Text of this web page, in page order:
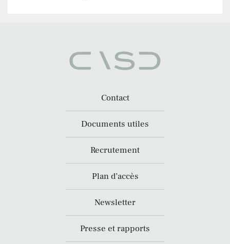
Contact
Documents utiles
Recrutement
Plan d’accès
Newsletter
Presse et rapports